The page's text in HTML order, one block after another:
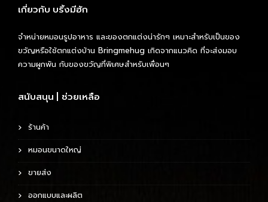
เกี่ยวกับ บริ้งมีฮัก
จำหน่ายหมอนรูปอาหาร และของตกแต่งน่ารักๆ เหมาะสำหรับเป็นของ
ขวัญหรือใช้ตกแต่งบ้าน Bringmehug เกิดจากแนวคิด ที่จะส่งมอบ
ความผูกพัน กับของขวัญที่พิเศษสำหรับเพื่อนๆ
สนับสนุน | ช่วยเหลือ
ร้านค้า
หมอนขนาดใหญ่
ขายส่ง
ออกแบบและผลิต